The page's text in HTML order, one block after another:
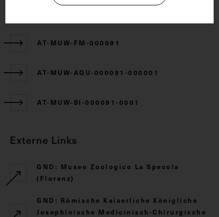
AT-MUW-FM-000091
AT-MUW-AQU-000091-000001
AT-MUW-BI-000091-0001
Externe Links
GND: Museo Zoologico La Specola
(Florenz)
GND: Römische Kaiserliche Königliche
Josephinische Medicinisch-Chirurgische